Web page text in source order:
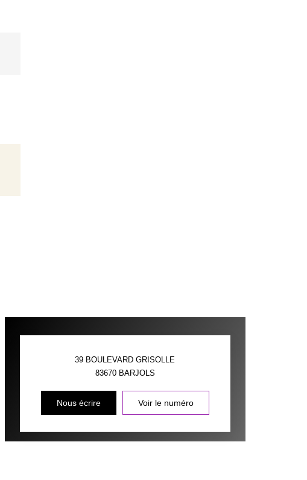
39 BOULEVARD GRISOLLE
83670 BARJOLS
Nous écrire Voir le numéro